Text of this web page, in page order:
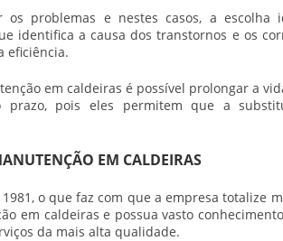
os problemas e nestes casos, a escolha
identifica a causa dos transtornos e os
eficiência.
em caldeiras é possível prolongar a
prazo, pois eles permitem que a
EM CALDEIRAS
o que faz com que a empresa totalize
em caldeiras e possua vasto
da mais alta qualidade.